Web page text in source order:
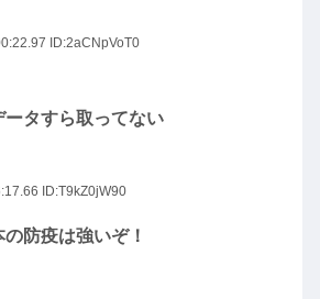
ID:2aCNpVoT0
ータすら取ってない
ID:T9kZ0jW90
防疫は強いぞ！